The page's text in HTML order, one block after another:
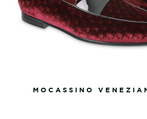
MOCASSINO